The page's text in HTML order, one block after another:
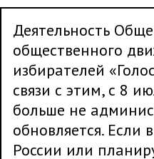
Деятельность
общественного
избирателей
связи с этим, с 8
больше не
обновляется. Если
России или